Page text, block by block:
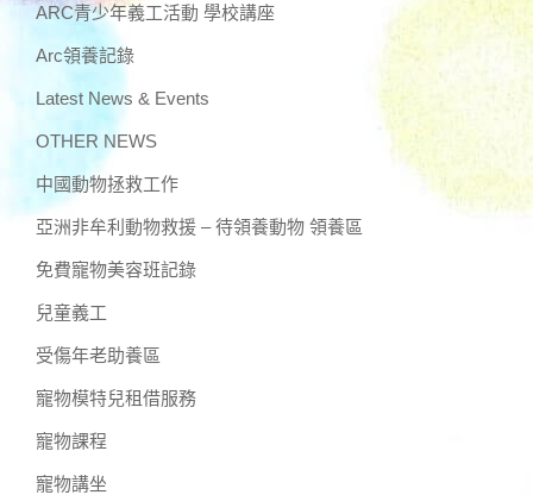
ARC青少年義工活動 學校講座
Arc領養記錄
Latest News & Events
OTHER NEWS
中國動物拯救工作
亞洲非牟利動物救援 – 待領養動物 領養區
免費寵物美容班記錄
兒童義工
受傷年老助養區
寵物模特兒租借服務
寵物課程
寵物講坐